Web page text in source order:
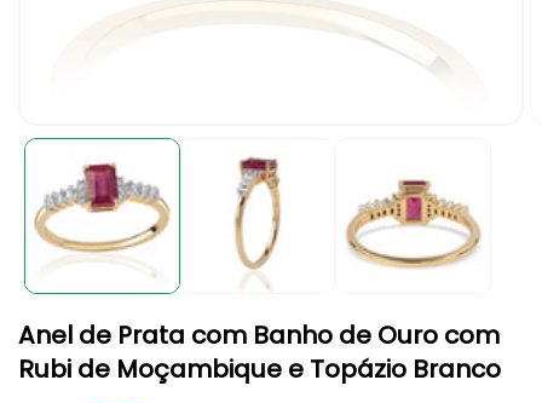
conteúdo
multimédia
em
modal
Anel de Prata com Banho de Ouro com
Rubi de Moçambique e Topázio Branco